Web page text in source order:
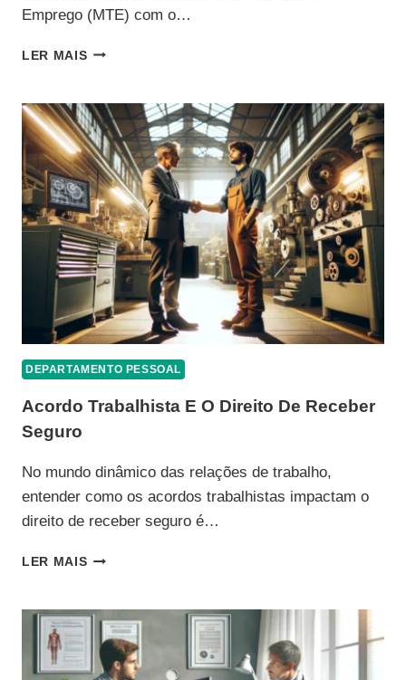
Emprego (MTE) com o…
LER MAISTUDO
VOCÊ
PRECISA
SABER
SOBRE
A
CLASSIFICAÇÃO
BRASILEIRA
DE
OCUPAÇÕES
(CBO)
DEPARTAMENTO PESSOAL
Acordo Trabalhista E O Direito De Receber
Seguro
No mundo dinâmico das relações de trabalho,
entender como os acordos trabalhistas impactam o
direito de receber seguro é…
LER MAISACORDO
O
DIREITO
DE
RECEBER